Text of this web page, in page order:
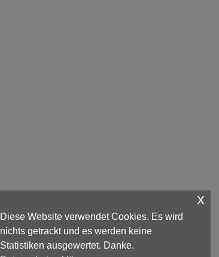
Diese Website verwendet Cookies. Es wird
nichts getrackt und es werden keine
Statistiken ausgewertet. Danke.
x